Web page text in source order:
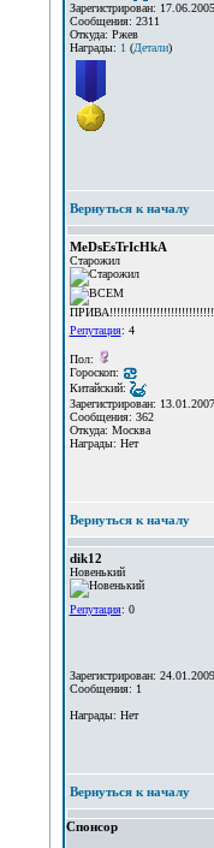
Зарегистрирован: 17.06.2005
Сообщения: 2311
Откуда: Ржев
Награды: 1(Детали)
Вернуться к началу
MeDsEsTrIcHkA
Старожил
Репутация: 4
Пол:
Гороскоп:
Китайский:
Зарегистрирован: 13.01.2007
Сообщения: 362
Откуда: Москва
Награды: Нет
Вернуться к началу
dik12
Новенький
Репутация: 0
Зарегистрирован: 24.01.2009
Сообщения: 1
Награды: Нет
Вернуться к началу
Спонсор